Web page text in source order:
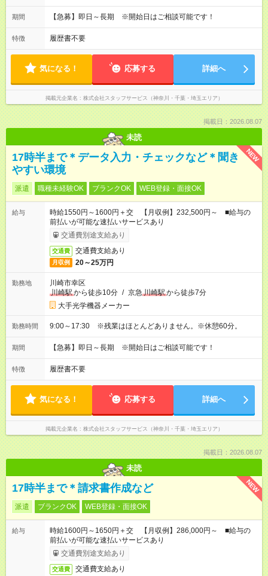
期間 【急募】即日～長期 ※開始日はご相談可能です！
特徴 履歴書不要
気になる！ 応募する 詳細へ
掲載元企業名 株式会社スタッフサービス（神奈川・千葉・埼玉エリア）
掲載日：2026.08.07
未読
NEW
17時半まで＊データ入力・チェックなど＊聞き
やすい環境
派遣 職種未経験OK ブランクOK WEB登録・面接OK
給与
時給1550円～1600円＋交 【月収例】232,500円～ ■給与の
前払いが可能な速払いサービスあり
交通費別途支給あり
交通費 交通費支給あり
月収例 20～25万円
勤務地
川崎市幸区
川崎駅から徒歩10分 / 京急 川崎駅から徒歩7分
大手光学機器メーカー
勤務時間 9:00～17:30 ※残業はほとんどありません。※休憩60分。
期間 【急募】即日～長期 ※開始日はご相談可能です！
特徴 履歴書不要
気になる！ 応募する 詳細へ
掲載元企業名 株式会社スタッフサービス（神奈川・千葉・埼玉エリア）
掲載日：2026.08.07
未読
NEW
17時半まで＊請求書作成など
派遣 ブランクOK WEB登録・面接OK
給与
時給1600円～1650円＋交 【月収例】286,000円～ ■給与の
前払いが可能な速払いサービスあり
交通費別途支給あり
交通費 交通費支給あり